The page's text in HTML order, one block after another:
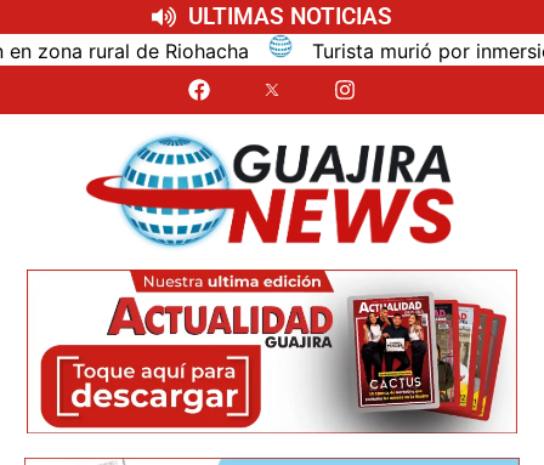
ULTIMAS NOTICIAS
rural de Riohacha Turista murió por inmersión